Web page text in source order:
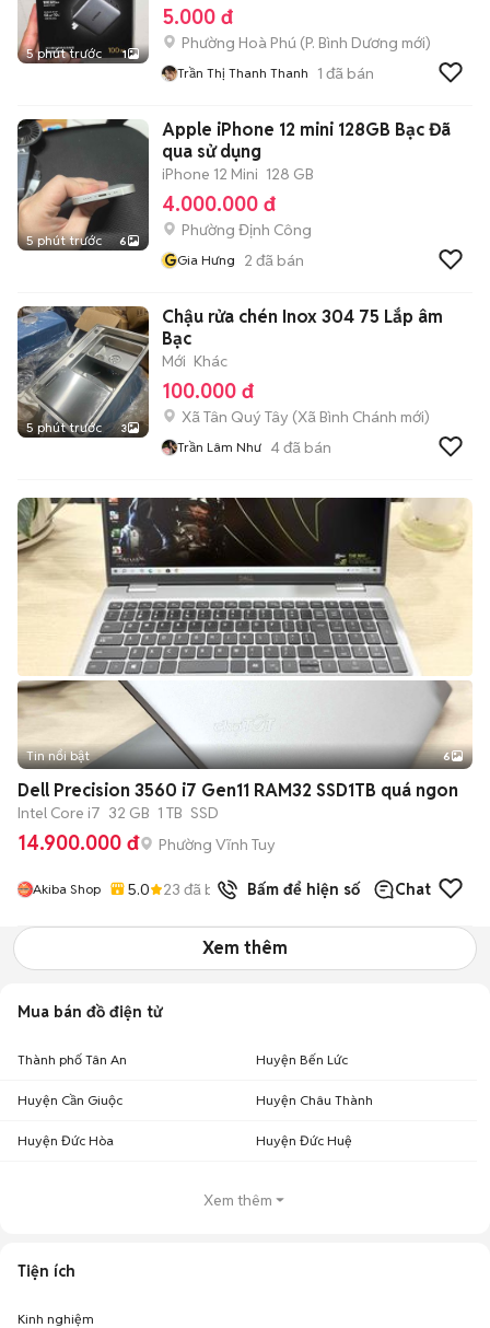
5 phút trước 1
5.000 đ
Phường Hoà Phú (P. Bình Dương mới)
Trần Thị Thanh Thanh 1 đã bán
5 phút trước 6
Apple iPhone 12 mini 128GB Bạc Đã
qua sử dụng
iPhone 12 Mini 128 GB
4.000.000 đ
Phường Định Công
GGia Hưng 2 đã bán
5 phút trước 3
Chậu rửa chén Inox 304 75 Lắp âm
Bạc
Mới Khác
100.000 đ
Xã Tân Quý Tây (Xã Bình Chánh mới)
Trần Lâm Như 4đã bán
+2
Tin nổi bật 6
Dell Precision 3560 i7 Gen11 RAM32 SSD1TB quá ngon
Intel Core i7 32 GB 1 TB SSD
14.900.000 đ Phường Vĩnh Tuy
Akiba Shop 5.0 23 đã bán Bấm để hiện số Chat
Xem thêm
Mua bán đồ điện tử
Thành phố Tân An Huyện Bến Lức
Huyện Cần Giuộc Huyện Châu Thành
Huyện Đức Hòa Huyện Đức Huệ
Xem thêm
Tiện ích
Kinh nghiệm